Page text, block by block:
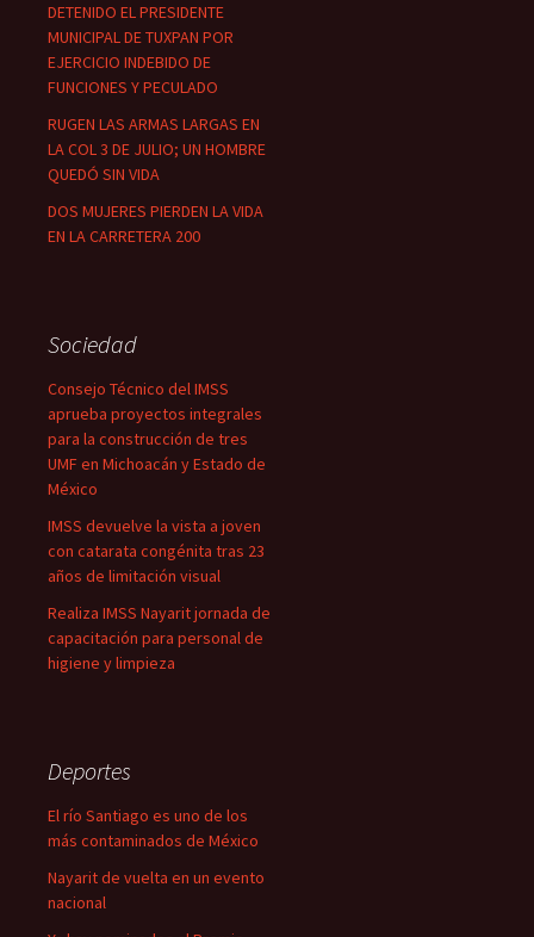
DETENIDO EL PRESIDENTE
MUNICIPAL DE TUXPAN POR
EJERCICIO INDEBIDO DE
FUNCIONES Y PECULADO
RUGEN LAS ARMAS LARGAS EN
LA COL 3 DE JULIO; UN HOMBRE
QUEDÓ SIN VIDA
DOS MUJERES PIERDEN LA VIDA
EN LA CARRETERA 200
Sociedad
Consejo Técnico del IMSS
aprueba proyectos integrales
para la construcción de tres
UMF en Michoacán y Estado de
México
IMSS devuelve la vista a joven
con catarata congénita tras 23
años de limitación visual
Realiza IMSS Nayarit jornada de
capacitación para personal de
higiene y limpieza
Deportes
El río Santiago es uno de los
más contaminados de México
Nayarit de vuelta en un evento
nacional